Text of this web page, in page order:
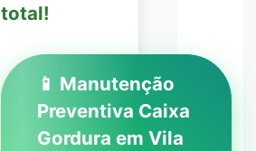
total!
📱 Manutenção
Preventiva Caixa
Gordura em Vila